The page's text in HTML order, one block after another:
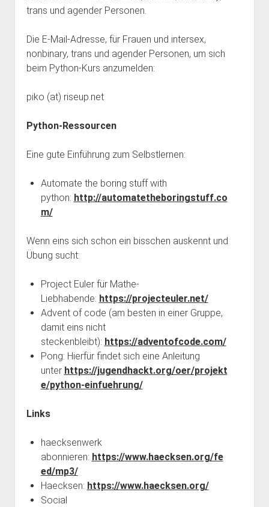
trans und agender Personen.
Die E-Mail-Adresse, für Frauen und intersex,
nonbinary, trans und agender Personen, um sich
beim Python-Kurs anzumelden:
piko (at) riseup.net
Python-Ressourcen
Eine gute Einführung zum Selbstlernen:
Automate the boring stuff with
python: http://automatetheboringstuff.co
m/
Wenn eins sich schon ein bisschen auskennt und
Übung sucht:
Project Euler für Mathe-
Liebhabende: https://projecteuler.net/
Advent of code (am besten in einer Gruppe,
damit eins nicht
steckenbleibt): https://adventofcode.com/
Pong: Hierfür findet sich eine Anleitung
unter https://jugendhackt.org/oer/projekt
e/python-einfuehrung/
Links
haecksenwerk
abonnieren: https://www.haecksen.org/fe
ed/mp3/
Haecksen: https://www.haecksen.org/
Social